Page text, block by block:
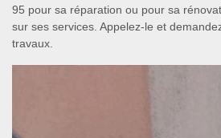
95 pour sa réparation ou pour sa
sur ses services. Appelez-le et
travaux.